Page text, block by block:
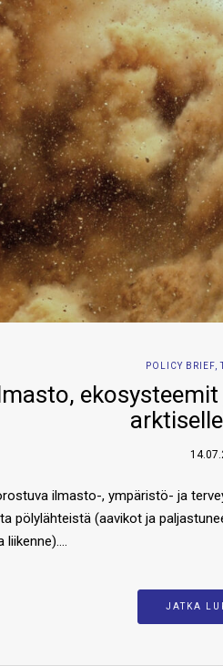
POLICY BRIEF ,
ilmasto-, ympäristö- ja
pölylähteistä (aavikot ja
liikenne)….
JATKA